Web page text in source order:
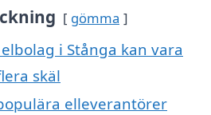
gömma
i Stånga kan vara
skäl
elleverantörer